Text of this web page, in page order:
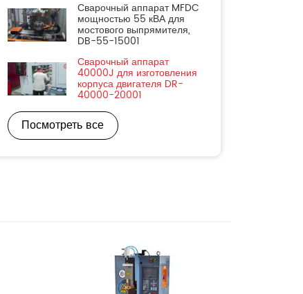
Сварочный аппарат MFDC
мощностью 55 кВА для
мостового выпрямителя,
DB-55-15001
Сварочный аппарат
40000J для изготовления
корпуса двигателя DR-
40000-20001
Посмотреть все